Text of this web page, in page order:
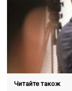
Читайте також